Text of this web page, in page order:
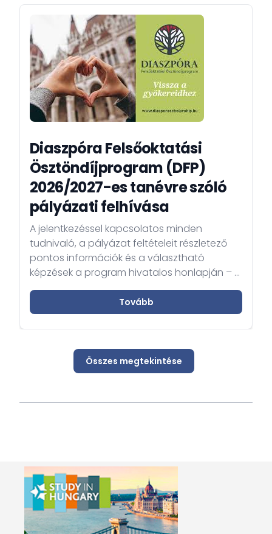
Diaszpóra Felsőoktatási
Ösztöndíjprogram (DFP)
2026/2027-es tanévre szóló
pályázati felhívása
A jelentkezéssel kapcsolatos minden
tudnivaló, a pályázat feltételeit részletező
pontos információk és a választható
képzések a program hivatalos honlapján – a
www.diasporascholarship.hu oldalon, az
APPLY/JELENTKEZZ menüpont alatt – érhetők
el angol és magyar nyelven. Jelentkezési
határiőd 2026. február 2.
Tovább
Összes megtekintése